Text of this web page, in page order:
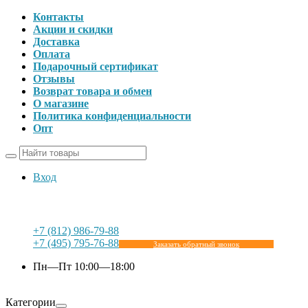
Контакты
Акции и скидки
Доставка
Оплата
Подарочный сертификат
Отзывы
Возврат товара и обмен
О магазине
Политика конфиденциальности
Опт
Вход
+7 (812) 986-79-88
+7 (495) 795-76-88
Заказать обратный звонок
Пн—Пт 10:00—18:00
Категории